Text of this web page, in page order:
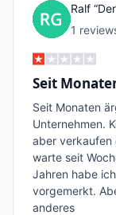
Ralf
1 review
Seit
Seit Monaten
Unternehmen.
aber verkaufen
warte seit
Jahren habe
vorgemerkt.
anderes